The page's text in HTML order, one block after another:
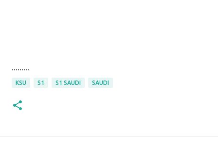
.........
KSU S1 S1 SAUDI SAUDI